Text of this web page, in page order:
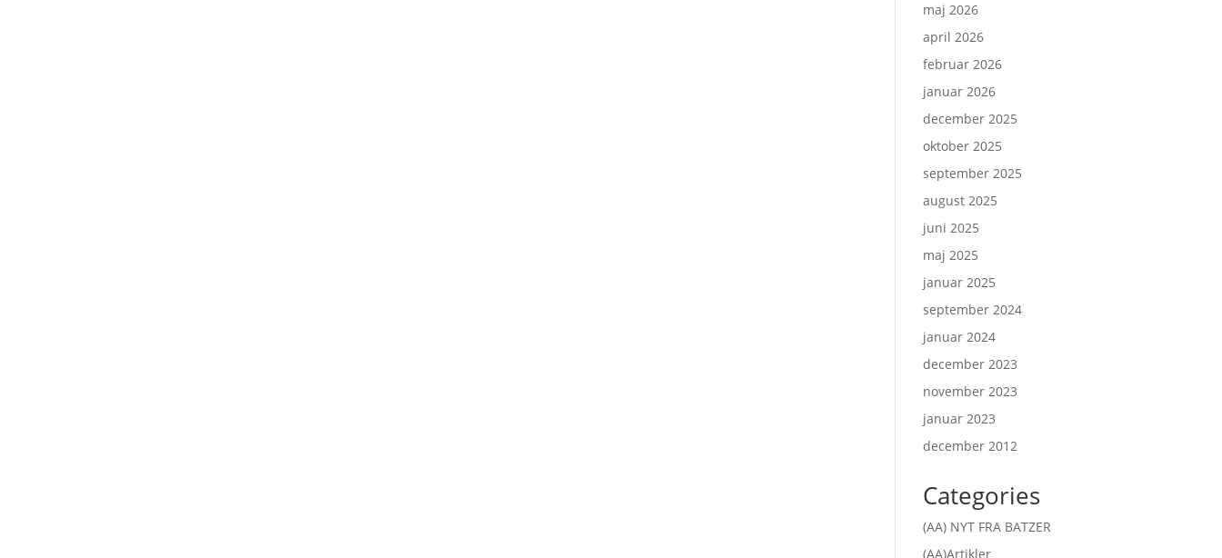
maj 2026
april 2026
februar 2026
januar 2026
december 2025
oktober 2025
september 2025
august 2025
juni 2025
maj 2025
januar 2025
september 2024
januar 2024
december 2023
november 2023
januar 2023
december 2012
Categories
(AA) NYT FRA BATZER
(AA)Artikler